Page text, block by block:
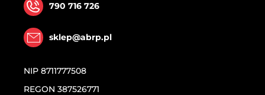
790 716 726
sklep@abrp.pl
NIP 8711777508
REGON 387526771